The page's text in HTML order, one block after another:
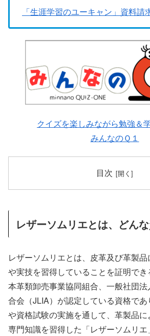
「生涯学習のユーキャン」資料請
クイズを楽しみながら勉強＆
みんなのＱ１
目次
レザーソムリエとは、どん
レザーソムリエとは、皮革及び革製
や実技を習得していることを証明で
本革類卸売事業協同組合、一般社団
合会（JLIA）が認定している資格で
や資格試験の実施を通して、革製品
専門知識を習得した「レザーソムリ